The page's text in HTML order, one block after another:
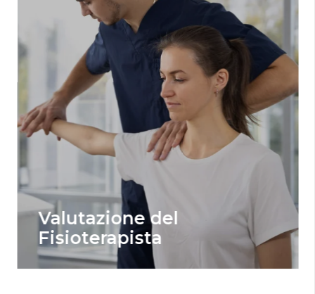
Valutazione del
Fisioterapista